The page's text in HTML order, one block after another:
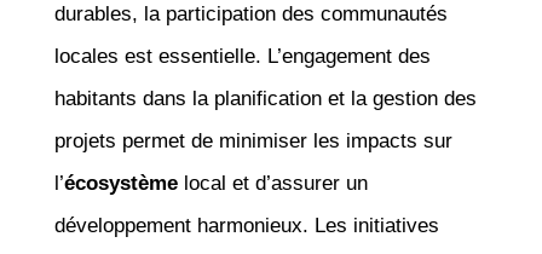
durables, la participation des communautés
locales est essentielle. L’engagement des
habitants dans la planification et la gestion des
projets permet de minimiser les impacts sur
l’écosystèmelocal et d’assurer un
développement harmonieux. Les initiatives